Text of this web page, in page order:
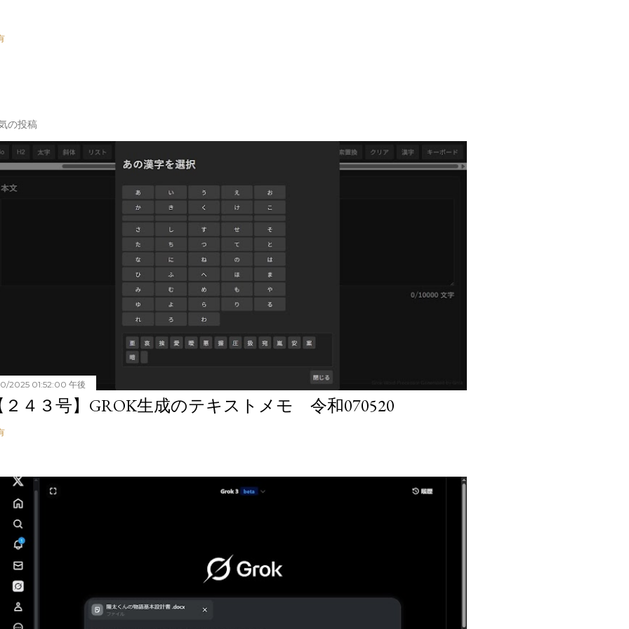
の投稿
2025 01:52:00 午後
２４３号】GROK生成のテキストメモ 令和070520